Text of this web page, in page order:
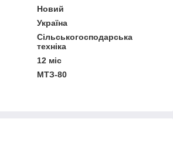
Новий
Україна
Сільськогосподарська
техніка
12 міс
МТЗ-80